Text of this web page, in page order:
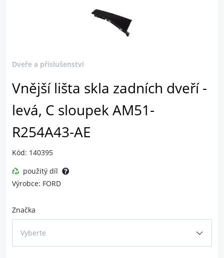
Dveře a příslušenství
Vnější lišta skla zadních dveří -
levá, C sloupek AM51-
R254A43-AE
Kód: 140395
použitý díl
Výrobce: FORD
Značka
Vyberte